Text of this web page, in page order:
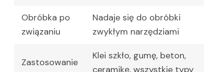
Obróbka po
związaniu
Nadaje się do obróbki
zwykłym narzędziami
Zastosowanie
Klei szkło, gumę, beton,
ceramikę, wszystkie typy